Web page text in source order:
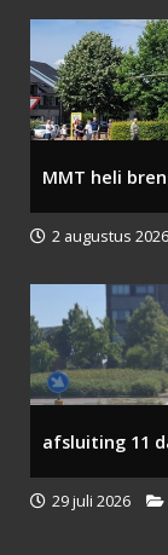
MMT heli
2 augustus 2026
afsluiting 11
29 juli 2026